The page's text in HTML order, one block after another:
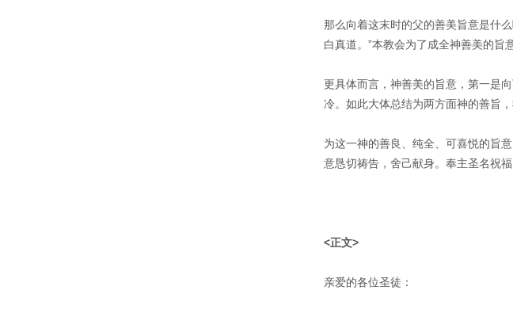
那么向着这末时的父的善美旨意是什
白真道。”本教会为了成全神善美的旨
更具体而言，神善美的旨意，第一是
冷。如此大体总结为两方面神的善旨
为这一神的善良、纯全、可喜悦的旨
意恳切祷告，舍己献身。奉主圣名祝福
<正文>
亲爱的各位圣徒：